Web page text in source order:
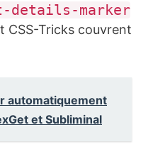
details-marker
CSS-Tricks couvrent
automatiquement
et Subliminal